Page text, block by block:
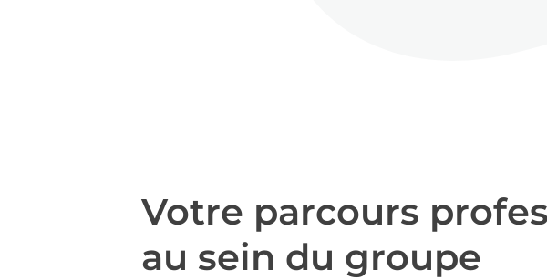
Votre parcours
au sein du groupe